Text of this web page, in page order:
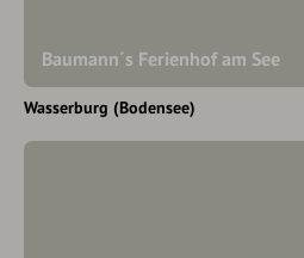
Baumann´s Ferienhof am See
Wasserburg (Bodensee)